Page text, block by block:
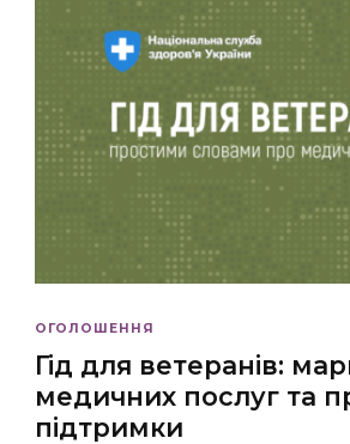
ОГОЛОШЕННЯ
Гід для ветеранів:
медичних послуг та
підтримки